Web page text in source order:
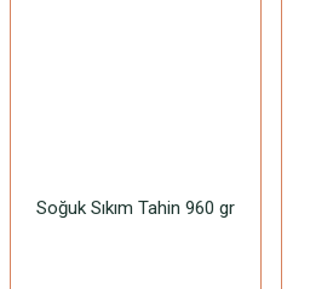
Soğuk Sıkım Tahin 960 gr